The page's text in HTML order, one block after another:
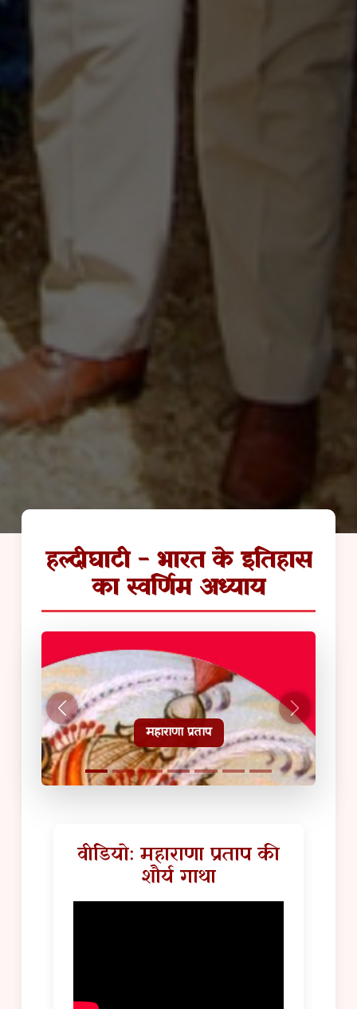
हल्दीघाटी - भारत के इतिहास
का स्वर्णिम अध्याय
हल्दीघाटी टूरिस्ट गाइड
वीडियो: महाराणा प्रताप की
शौर्य गाथा